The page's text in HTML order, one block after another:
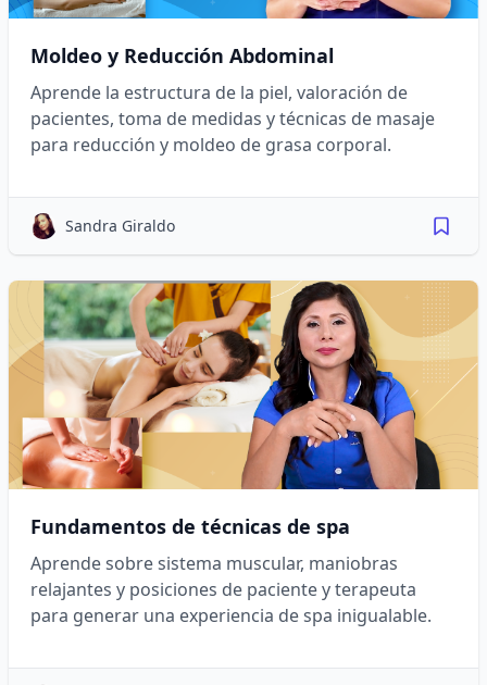
Moldeo y Reducción Abdominal
Aprende la estructura de la piel, valoración de
pacientes, toma de medidas y técnicas de masaje
para reducción y moldeo de grasa corporal.
Sandra Giraldo
Fundamentos de técnicas de spa
Aprende sobre sistema muscular, maniobras
relajantes y posiciones de paciente y terapeuta
para generar una experiencia de spa inigualable.